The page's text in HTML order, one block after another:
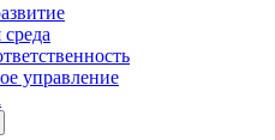
управление